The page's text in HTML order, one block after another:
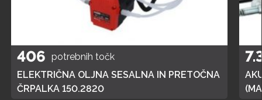
406 potrebnih točk
ELEKTRIČNA OLJNA SESALNA IN PRETOČNA
ČRPALKA 150.2820